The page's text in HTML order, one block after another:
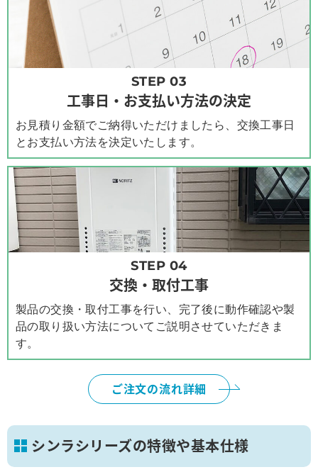
STEP 03
工事日・お支払い方法の決定
お見積り金額でご納得いただけましたら、交換工事日
とお支払い方法を決定いたします。
STEP 04
交換・取付工事
製品の交換・取付工事を行い、完了後に動作確認や製
品の取り扱い方法についてご説明させていただきま
す。
ご注文の流れ詳細
シンラシリーズの特徴や基本仕様